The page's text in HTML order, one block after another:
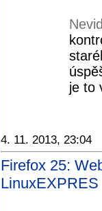
je to
4. 11. 2013, 23:04
Firefox 25:
LinuxEXPRES